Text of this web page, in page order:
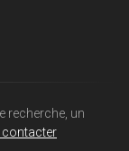
recherche, un